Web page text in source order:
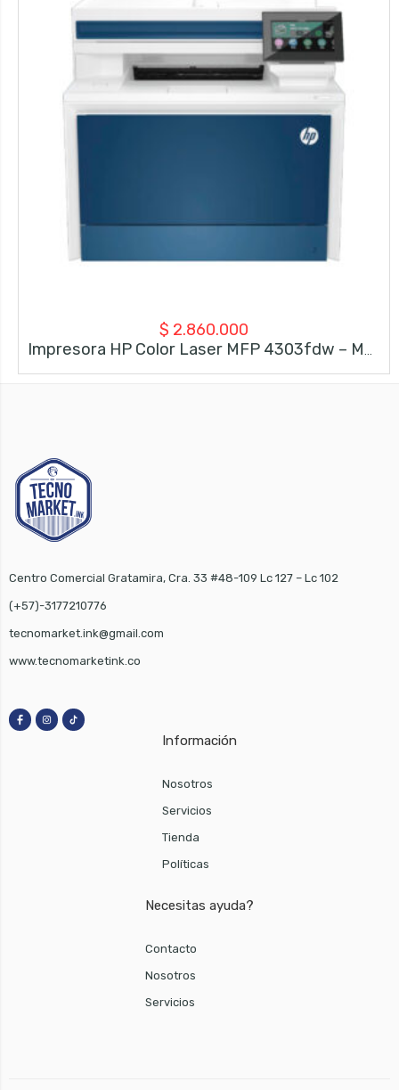
$ 2.860.000
Centro Comercial Gratamira, Cra. 33 #48-109 Lc 127 – Lc 102
(+57)-3177210776
tecnomarket.ink@gmail.com
www.tecnomarketink.co
Información
Nosotros
Servicios
Tienda
Políticas
Necesitas ayuda?
Contacto
Nosotros
Servicios